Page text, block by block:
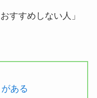
すすめしない人」
ある